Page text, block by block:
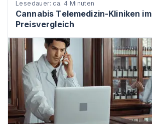
Lesedauer: ca. 4 Minuten
Cannabis Telemedizin-Kliniken im
Preisvergleich